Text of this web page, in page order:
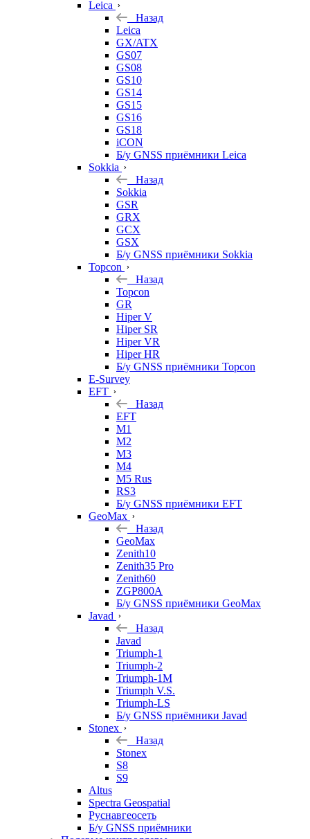
Leica
Назад
Leica
GX/ATX
GS07
GS08
GS10
GS14
GS15
GS16
GS18
iCON
Б/у GNSS приёмники Leica
Sokkia
Назад
Sokkia
GSR
GRX
GCX
GSX
Б/у GNSS приёмники Sokkia
Topcon
Назад
Topcon
GR
Hiper V
Hiper SR
Hiper VR
Hiper HR
Б/у GNSS приёмники Topcon
E-Survey
EFT
Назад
EFT
M1
M2
M3
M4
M5 Rus
RS3
Б/у GNSS приёмники EFT
GeoMax
Назад
GeoMax
Zenith10
Zenith35 Pro
Zenith60
ZGP800A
Б/у GNSS приёмники GeoMax
Javad
Назад
Javad
Triumph-1
Triumph-2
Triumph-1M
Triumph V.S.
Triumph-LS
Б/у GNSS приёмники Javad
Stonex
Назад
Stonex
S8
S9
Altus
Spectra Geospatial
Руснавгеосеть
Б/у GNSS приёмники